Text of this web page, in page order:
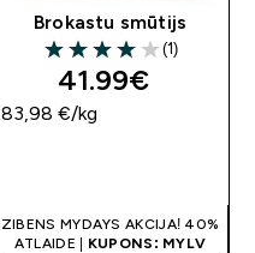
Brokastu smūtijs
4 out of 5 stars
(1)
41.99€‎
83,98 €‎/kg
ZIBENS MYDAYS AKCIJA! 40%
ATLAIDE | KUPONS: MYLV